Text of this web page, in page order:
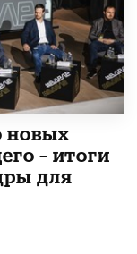
новых
– итоги
для